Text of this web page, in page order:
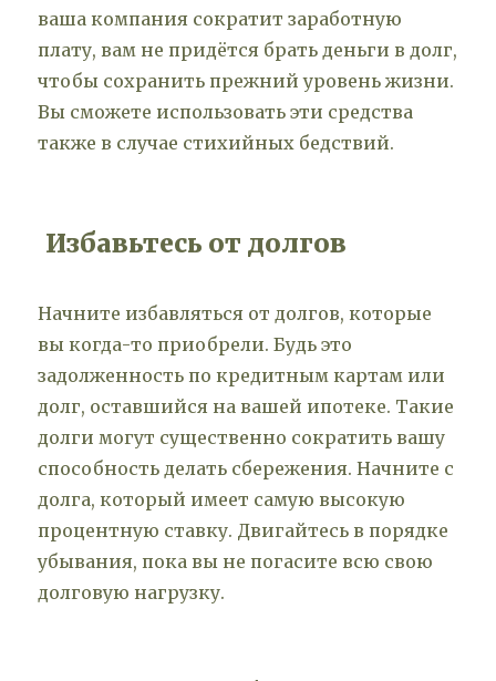
ваша компания сократит заработную
плату, вам не придётся брать деньги в долг,
чтобы сохранить прежний уровень жизни.
Вы сможете использовать эти средства
также в случае стихийных бедствий.
Избавьтесь от долгов
Начните избавляться от долгов, которые
вы когда-то приобрели. Будь это
задолженность по кредитным картам или
долг, оставшийся на вашей ипотеке. Такие
долги могут существенно сократить вашу
способность делать сбережения. Начните с
долга, который имеет самую высокую
процентную ставку. Двигайтесь в порядке
убывания, пока вы не погасите всю свою
долговую нагрузку.